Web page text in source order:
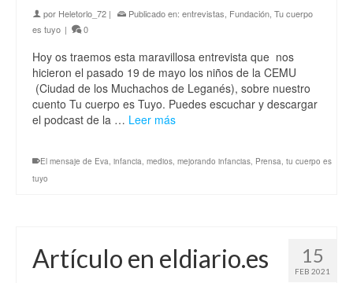
por Heletorlo_72 | Publicado en: entrevistas Fundación Tu cuerpo
es tuyo | 0
Hoy os traemos esta maravillosa entrevista que nos
hicieron el pasado 19 de mayo los niños de la CEMU
(Ciudad de los Muchachos de Leganés), sobre nuestro
cuento Tu cuerpo es Tuyo. Puedes escuchar y descargar
el podcast de la … Leer más
El mensaje de Eva, infancia, medios, mejorando infancias, Prensa, tu cuerpo es
tuyo
15
FEB 2021
Artículo en eldiario.es